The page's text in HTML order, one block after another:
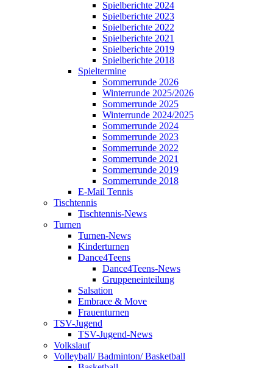
Spielberichte 2024
Spielberichte 2023
Spielberichte 2022
Spielberichte 2021
Spielberichte 2019
Spielberichte 2018
Spieltermine
Sommerrunde 2026
Winterrunde 2025/2026
Sommerrunde 2025
Winterrunde 2024/2025
Sommerrunde 2024
Sommerrunde 2023
Sommerrunde 2022
Sommerrunde 2021
Sommerrunde 2019
Sommerrunde 2018
E-Mail Tennis
Tischtennis
Tischtennis-News
Turnen
Turnen-News
Kinderturnen
Dance4Teens
Dance4Teens-News
Gruppeneinteilung
Salsation
Embrace & Move
Frauenturnen
TSV-Jugend
TSV-Jugend-News
Volkslauf
Volleyball/ Badminton/ Basketball